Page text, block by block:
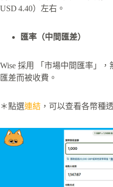
USD 4.40）左右。
匯率 （中間匯差）
Wise 採用 「市場中間匯率」
匯差而被收費。
＊點選連結 ，可以查看各幣種